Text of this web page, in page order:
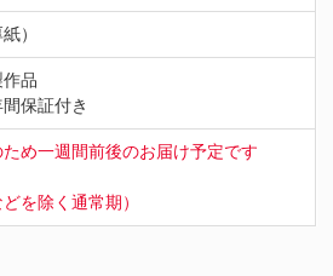
）
品
保証付き
め一週間前後のお届け予定です
どを除く通常期）